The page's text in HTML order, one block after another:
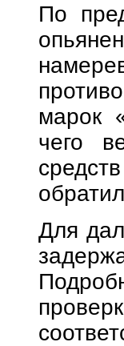
По
марок
чего
Для